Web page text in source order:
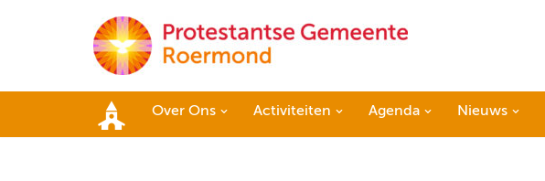
Home
Over Ons Activiteiten Agenda Nieuws